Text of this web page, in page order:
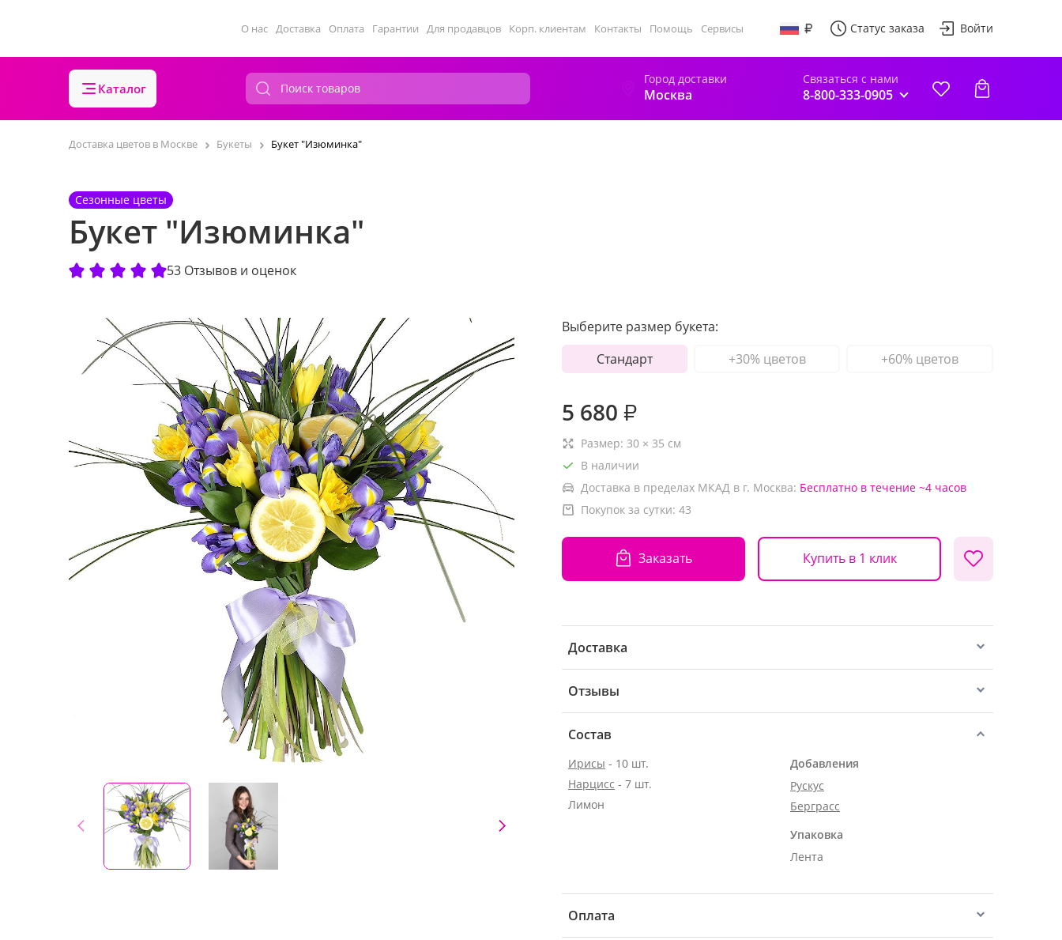
О нас Доставка Оплата Гарантии Для продавцов Корп. клиентам Контакты Помощь Сервисы Статус заказа Войти
Каталог
Город доставки
Москва
Связаться с нами
8-800-333-0905
Доставка цветов в Москве Букеты Букет "Изюминка"
Сезонные цветы
Букет "Изюминка"
53 Отзывов и оценок
Выберите размер букета:
Стандарт
+30% цветов +60% цветов
5 680 ₽
Размер: 30 × 35 см
В наличии
Доставка в пределах МКАД в г. Москва: Бесплатно в течение ~4 часов
Покупок за сутки: 43
Заказать Купить в 1 клик
Доставка
Отзывы
Состав
Ирисы - 10 шт.
Нарцисс - 7 шт.
Лимон
Добавления
Рускус
Берграсс
Упаковка
Лента
Оплата